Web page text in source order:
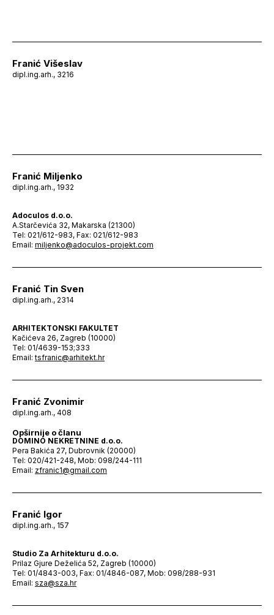
Franić Višeslav
dipl.ing.arh., 3216
Franić Miljenko
dipl.ing.arh., 1932
Adoculos d.o.o.
A.Starčevića 32, Makarska (21300)
Tel: 021/612-983, Fax: 021/612-983
Email: miljenko@adoculos-projekt.com
Franić Tin Sven
dipl.ing.arh., 2314
ARHITEKTONSKI FAKULTET
Kačićeva 26, Zagreb (10000)
Tel: 01/4639-153;333
Email:tsfranic@arhitekt.hr
Franić Zvonimir
dipl.ing.arh., 408
Opširnije o članu
DOMINO NEKRETNINE d.o.o.
Pera Bakića 27, Dubrovnik (20000)
Tel: 020/421-248, Mob: 098/244-111
Email: zfranic1@gmail.com
Franić Igor
dipl.ing.arh., 157
Studio Za Arhitekturu d.o.o.
Prilaz Gjure Deželića 52, Zagreb (10000)
Tel: 01/4843-003, Fax: 01/4846-087, Mob: 098/288-931
Email: sza@sza.hr